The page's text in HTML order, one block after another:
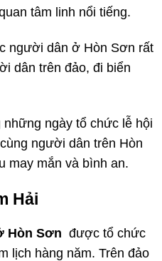
tâm linh nổi tiếng.
người dân ở Hòn Sơn rất
dân trên đảo, đi biển
ngày tổ chức lễ hội
người dân trên Hòn
may mắn và bình an.
Hải
Hòn Sơn được tổ chức
lịch hàng năm. Trên đảo